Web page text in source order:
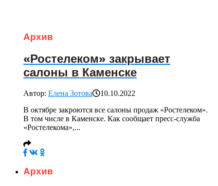
Архив
«Ростелеком» закрывает
салоны в Каменске
Автор: Елена Зотова
10.10.2022
В октябре закроются все салоны продаж «Ростелеком».
В том числе в Каменске. Как сообщает пресс-служба
«Ростелекома»,...
Архив